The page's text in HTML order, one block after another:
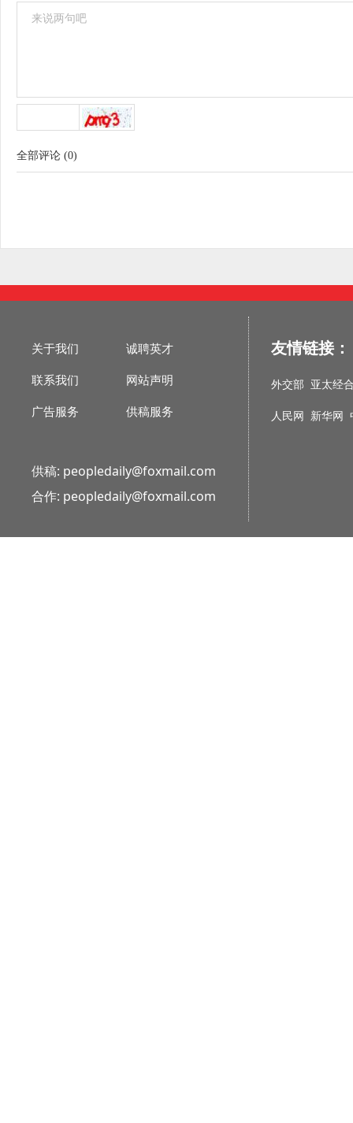
全部评论 (0)
关于我们
联系我们
广告服务
诚聘英才
网站声明
供稿服务
供稿: peopledaily@foxmail.com
合作: peopledaily@foxmail.com
友情链接：
外交部 亚太经
人民网 新华网